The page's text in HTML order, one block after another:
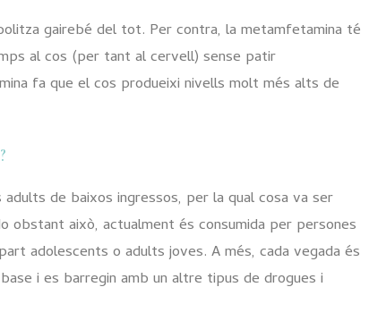
gairebé del tot. Per contra, la metamfetamina té
al cos (per tant al cervell) sense patir
fa que el cos produeixi nivells molt més alts de
de baixos ingressos, per la qual cosa va ser
obstant això, actualment és consumida per persones
adolescents o adults joves. A més, cada vegada és
i es barregin amb un altre tipus de drogues i